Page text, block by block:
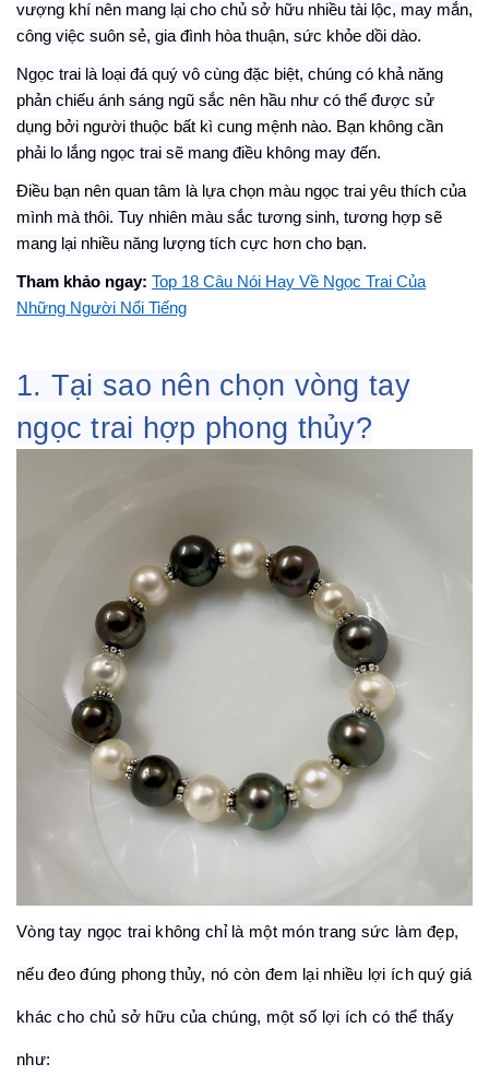
vượng khí nên mang lại cho chủ sở hữu nhiều tài lộc, may mắn,
công việc suôn sẻ, gia đình hòa thuận, sức khỏe dồi dào.
Ngọc trai là loại đá quý vô cùng đặc biệt, chúng có khả năng
phản chiếu ánh sáng ngũ sắc nên hầu như có thể được sử
dụng bởi người thuộc bất kì cung mệnh nào. Bạn không cần
phải lo lắng ngọc trai sẽ mang điều không may đến.
Điều bạn nên quan tâm là lựa chọn màu ngọc trai yêu thích của
mình mà thôi. Tuy nhiên màu sắc tương sinh, tương hợp sẽ
mang lại nhiều năng lượng tích cực hơn cho bạn.
Tham khảo ngay: Top 18 Câu Nói Hay Về Ngọc Trai Của
Những Người Nổi Tiếng
1. Tại sao nên chọn vòng tay
ngọc trai hợp phong thủy?
Vòng tay ngọc trai không chỉ là một món trang sức làm đẹp,
nếu đeo đúng phong thủy, nó còn đem lại nhiều lợi ích quý giá
khác cho chủ sở hữu của chúng, một số lợi ích có thể thấy
như: